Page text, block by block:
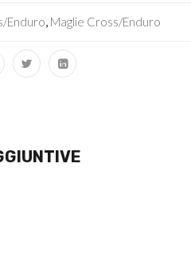
Enduro Maglie Cross/enduro